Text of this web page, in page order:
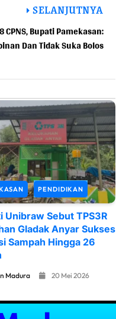
SELANJUTNYA
Bupati Pamekasan:
Dan Tidak Suka Bolos
PENDIDIKAN
Unibraw Sebut TPS3R
Gladak Anyar Sukses
Sampah Hingga 26
Madura 20 Mei 2026